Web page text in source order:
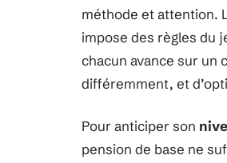
méthode et attention.
impose des règles du
chacun avance sur un
différemment, et
Pour anticiper son
pension de base ne